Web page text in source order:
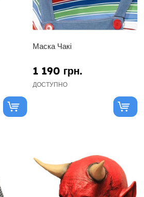
Маска Чакі
1 190 грн.
ДОСТУПНО